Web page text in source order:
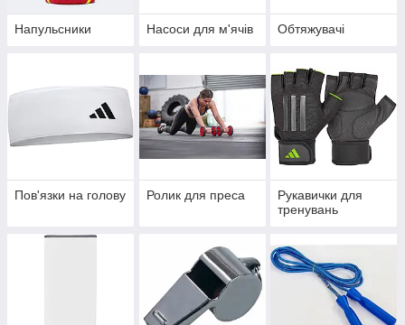
Напульсники Насоси для м'ячів Обтяжувачі
Пов'язки на голову Ролик для преса
Рукавички для
тренувань